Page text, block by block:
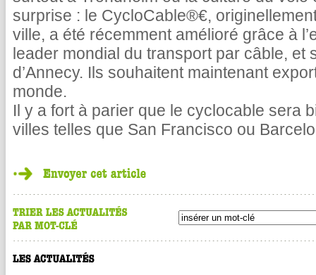
surprise : le CycloCable‪®€,
ville, a été récemment amélioré grâce à
leader mondial du transport par câble, et
d’Annecy. Ils souhaitent maintenant
monde.
Il y a fort à parier que le cyclocable sera
villes telles que San Francisco ou